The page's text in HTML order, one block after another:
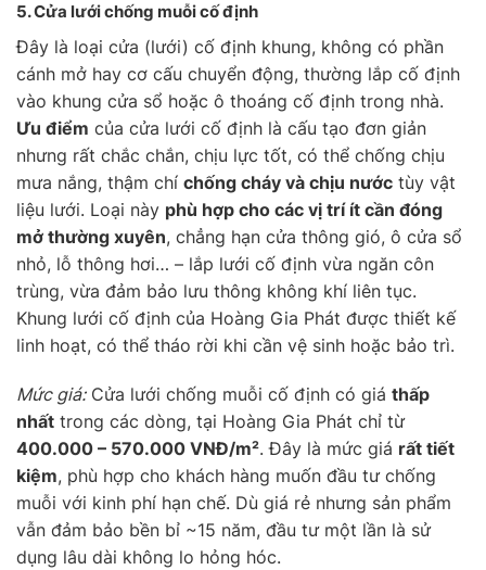
5. Cửa lưới chống muỗicố định
Đây là loại cửa (lưới) cố định khung, không có phần
cánh mở hay cơ cấu chuyển động, thường lắp cố định
vào khung cửa sổ hoặc ô thoáng cố định trong nhà.
Ưu điểm của cửa lưới cố định là cấu tạo đơn giản
nhưng rất chắc chắn, chịu lực tốt, có thể chống chịu
mưa nắng, thậm chí chống cháy và chịu nước tùy vật
liệu lưới. Loại này phù hợp cho các vị trí ít cần đóng
mở thường xuyên, chẳng hạn cửa thông gió, ô cửa sổ
nhỏ, lỗ thông hơi… – lắp lưới cố định vừa ngăn côn
trùng, vừa đảm bảo lưu thông không khí liên tục.
Khung lưới cố định của Hoàng Gia Phát được thiết kế
linh hoạt, có thể tháo rời khi cần vệ sinh hoặc bảo trì.
Mức giá:Cửa lưới chống muỗi cố định có giá thấp
nhất trong các dòng, tại Hoàng Gia Phát chỉ từ
400.000 – 570.000 VNĐ/m². Đây là mức giá rất tiết
kiệm, phù hợp cho khách hàng muốn đầu tư chống
muỗi với kinh phí hạn chế. Dù giá rẻ nhưng sản phẩm
vẫn đảm bảo bền bỉ ~15 năm, đầu tư một lần là sử
dụng lâu dài không lo hỏng hóc.